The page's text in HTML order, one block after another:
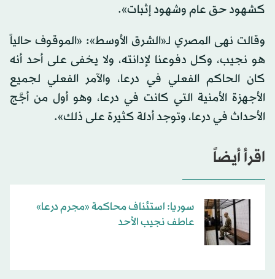
كشهود حق عام وشهود إثبات».
وقالت نهى المصري لـ«الشرق الأوسط»: «الموقوف حالياً
هو نجيب، وكل دفوعنا لإدانته، ولا يخفى على أحد أنه
كان الحاكم الفعلي في درعا، والآمر الفعلي لجميع
الأجهزة الأمنية التي كانت في درعا، وهو أول من أجَّج
الأحداث في درعا، وتوجد أدلة كثيرة على ذلك».
اقرأ أيضاً
سوريا: استئناف محاكمة «مجرم درعا»
عاطف نجيب الأحد